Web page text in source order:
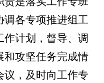
调各专项推进组工
计划，督导、调
和攻坚任务完成情
议，及时向工作专